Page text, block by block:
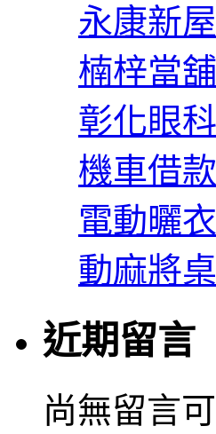
永康新
楠梓當舖
彰化眼
機車借款
電動曬
動麻將桌
近期留言
尚無留言